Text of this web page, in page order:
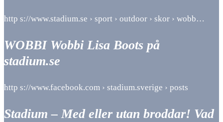
http s://www.stadium.se › sport › outdoor › skor › wobb…
WOBBI Wobbi Lisa Boots på
stadium.se
http s://www.facebook.com › stadium.sverige › posts
Stadium – Med eller utan broddar! Vad